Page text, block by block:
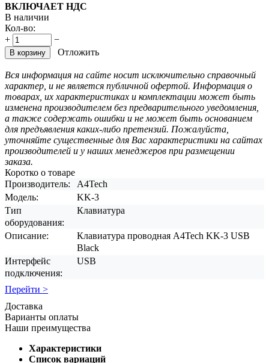
ВКЛЮЧАЕТ НДС
В наличии
Кол-во:
+
−
В корзину Отложить
Вся информация на сайте носит исключительно справочный
характер, и не является публичной офертой. Информация о
товарах, их характеристиках и комплектации может быть
изменена производителем без предварительного уведомления,
а также содержать ошибки и не может быть основанием
для предъявления каких-либо претензий. Пожалуйста,
уточняйте существенные для Вас характеристики на сайтах
производителей и у наших менеджеров при размещении
заказа.
Коротко о товаре
Производитель:
A4Tech
Модель:
KK-3
Тип
оборудования:
Клавиатура
Описание:
Клавиатура проводная A4Tech KK-3 USB
Black
Интерфейс
подключения:
USB
Перейти >
Доставка
Варианты оплаты
Наши преимущества
Характеристики
Список вариаций